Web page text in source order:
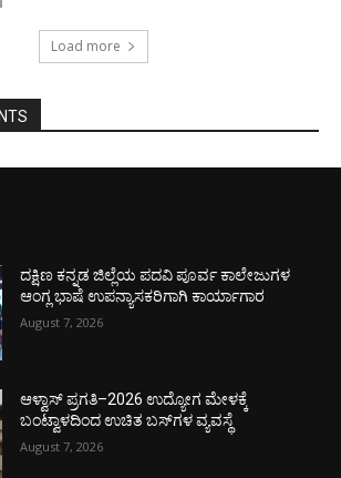
Load more
ದಕ್ಷಿಣ ಕನ್ನಡ ಜಿಲ್ಲೆಯ ಪದವಿ ಪೂರ್ವ ಕಾಲೇಜುಗಳ
ಆಂಗ್ಲ ಭಾಷೆ ಉಪನ್ಯಾಸಕರಿಗಾಗಿ ಕಾರ್ಯಾಗಾರ
August 7, 2026
ಆಳ್ವಾಸ್ ಪ್ರಗತಿ–2026 ಉದ್ಯೋಗ ಮೇಳಕ್ಕೆ
ಬಂಟ್ವಾಳದಿಂದ ಉಚಿತ ಬಸ್‌ಗಳ ವ್ಯವಸ್ಥೆ
August 7, 2026